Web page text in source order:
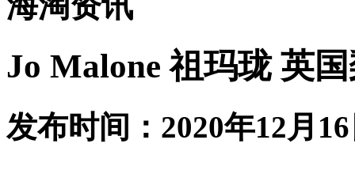
Jo Malone 祖玛珑 英
发布时间：2020年12月